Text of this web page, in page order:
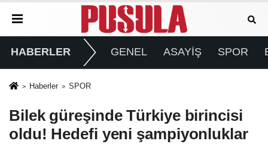
HABERLER GENEL ASAYİŞ SPOR
Haberler SPOR
Bilek güreşinde Türkiye birincisi
oldu! Hedefi yeni şampiyonluklar